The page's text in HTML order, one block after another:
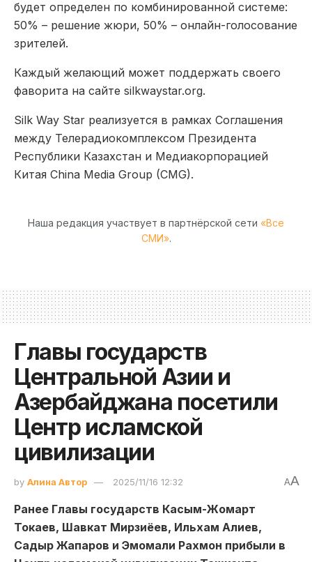
будет определен по комбинированной системе:
50% – решение жюри, 50% – онлайн-голосование
зрителей.
Каждый желающий может поддержать своего
фаворита на сайте silkwaystar.org.
Silk Way Star реализуется в рамках Соглашения
между Телерадиокомплексом Президента
Республики Казахстан и Медиакорпорацией
Китая China Media Group (CMG).
Наша редакция участвует в партнёрской сети «Все
СМИ».
Главы государств
Центральной Азии и
Азербайджана посетили
Центр исламской
цивилизации
by Алина Автор 2025/11/16 12:32 AA
Ранее Главы государств Касым-Жомарт
Токаев, Шавкат Мирзиёев, Ильхам Алиев,
Садыр Жапаров и Эмомали Рахмон прибыли в